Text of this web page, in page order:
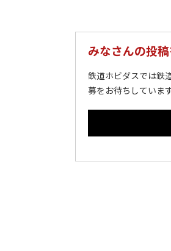
みなさんの投
鉄道ホビダスでは鉄
募をお待ちしていま